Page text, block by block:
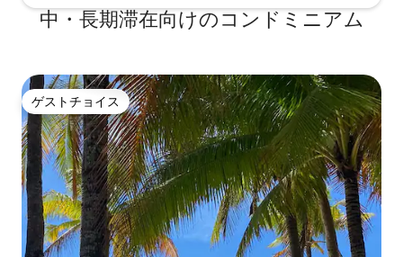
🏖️エアコン 🏖️テーブルと椅子 🏖️無料の
高速Wi-Fi 🏖️ 24時間いつでもチェックイ
用いただけます 🏖️24時間体制のセキュリ
ティ（いつでもチェックイン可能）
中・長期滞在向けのコンドミニアム
ゲストチョイス
ゲストチョイス